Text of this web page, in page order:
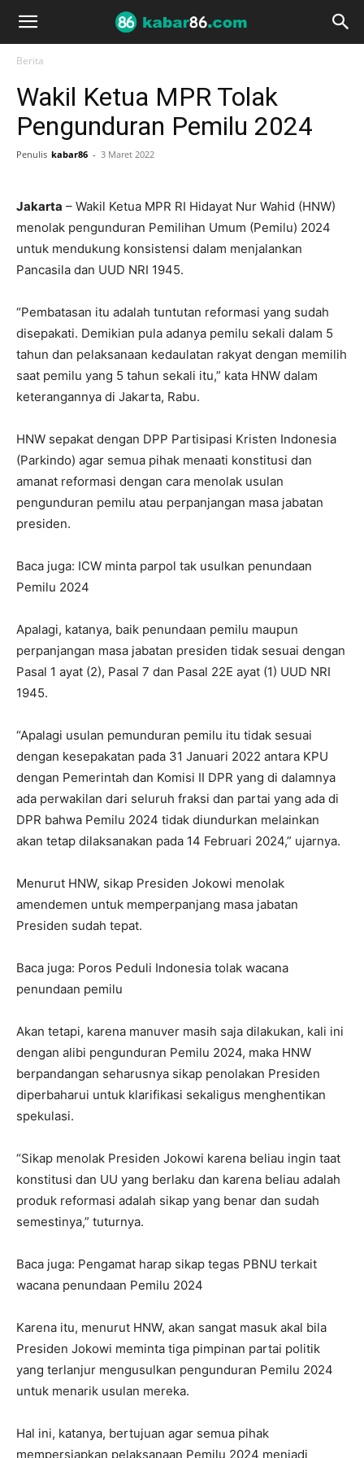
Berita
Wakil Ketua MPR Tolak
Pengunduran Pemilu 2024
Penulis kabar86 - 3 Maret 2022
Jakarta – Wakil Ketua MPR RI Hidayat Nur Wahid (HNW)
menolak pengunduran Pemilihan Umum (Pemilu) 2024
untuk mendukung konsistensi dalam menjalankan
Pancasila dan UUD NRI 1945.
“Pembatasan itu adalah tuntutan reformasi yang sudah
disepakati. Demikian pula adanya pemilu sekali dalam 5
tahun dan pelaksanaan kedaulatan rakyat dengan memilih
saat pemilu yang 5 tahun sekali itu,” kata HNW dalam
keterangannya di Jakarta, Rabu.
HNW sepakat dengan DPP Partisipasi Kristen Indonesia
(Parkindo) agar semua pihak menaati konstitusi dan
amanat reformasi dengan cara menolak usulan
pengunduran pemilu atau perpanjangan masa jabatan
presiden.
Baca juga: ICW minta parpol tak usulkan penundaan
Pemilu 2024
Apalagi, katanya, baik penundaan pemilu maupun
perpanjangan masa jabatan presiden tidak sesuai dengan
Pasal 1 ayat (2), Pasal 7 dan Pasal 22E ayat (1) UUD NRI
1945.
“Apalagi usulan pemunduran pemilu itu tidak sesuai
dengan kesepakatan pada 31 Januari 2022 antara KPU
dengan Pemerintah dan Komisi II DPR yang di dalamnya
ada perwakilan dari seluruh fraksi dan partai yang ada di
DPR bahwa Pemilu 2024 tidak diundurkan melainkan
akan tetap dilaksanakan pada 14 Februari 2024,” ujarnya.
Menurut HNW, sikap Presiden Jokowi menolak
amendemen untuk memperpanjang masa jabatan
Presiden sudah tepat.
Baca juga: Poros Peduli Indonesia tolak wacana
penundaan pemilu
Akan tetapi, karena manuver masih saja dilakukan, kali ini
dengan alibi pengunduran Pemilu 2024, maka HNW
berpandangan seharusnya sikap penolakan Presiden
diperbaharui untuk klarifikasi sekaligus menghentikan
spekulasi.
“Sikap menolak Presiden Jokowi karena beliau ingin taat
konstitusi dan UU yang berlaku dan karena beliau adalah
produk reformasi adalah sikap yang benar dan sudah
semestinya,” tuturnya.
Baca juga: Pengamat harap sikap tegas PBNU terkait
wacana penundaan Pemilu 2024
Karena itu, menurut HNW, akan sangat masuk akal bila
Presiden Jokowi meminta tiga pimpinan partai politik
yang terlanjur mengusulkan pengunduran Pemilu 2024
untuk menarik usulan mereka.
Hal ini, katanya, bertujuan agar semua pihak
mempersiapkan pelaksanaan Pemilu 2024 menjadi